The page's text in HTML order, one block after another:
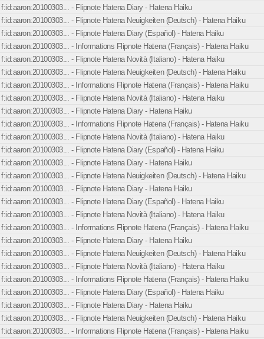
f:id:aaron:20100303... - Flipnote Hatena Diary - Hatena Haiku
f:id:aaron:20100303... - Flipnote Hatena Neuigkeiten (Deutsch) - Hatena Haiku
f:id:aaron:20100303... - Flipnote Hatena Diary (Español) - Hatena Haiku
f:id:aaron:20100303... - Informations Flipnote Hatena (Français) - Hatena Haiku
f:id:aaron:20100303... - Flipnote Hatena Novità (Italiano) - Hatena Haiku
f:id:aaron:20100303... - Flipnote Hatena Neuigkeiten (Deutsch) - Hatena Haiku
f:id:aaron:20100303... - Informations Flipnote Hatena (Français) - Hatena Haiku
f:id:aaron:20100303... - Flipnote Hatena Novità (Italiano) - Hatena Haiku
f:id:aaron:20100303... - Flipnote Hatena Diary - Hatena Haiku
f:id:aaron:20100303... - Informations Flipnote Hatena (Français) - Hatena Haiku
f:id:aaron:20100303... - Flipnote Hatena Novità (Italiano) - Hatena Haiku
f:id:aaron:20100303... - Flipnote Hatena Diary (Español) - Hatena Haiku
f:id:aaron:20100303... - Flipnote Hatena Diary - Hatena Haiku
f:id:aaron:20100303... - Flipnote Hatena Neuigkeiten (Deutsch) - Hatena Haiku
f:id:aaron:20100303... - Flipnote Hatena Diary - Hatena Haiku
f:id:aaron:20100303... - Flipnote Hatena Diary (Español) - Hatena Haiku
f:id:aaron:20100303... - Flipnote Hatena Novità (Italiano) - Hatena Haiku
f:id:aaron:20100303... - Informations Flipnote Hatena (Français) - Hatena Haiku
f:id:aaron:20100303... - Flipnote Hatena Diary - Hatena Haiku
f:id:aaron:20100303... - Flipnote Hatena Neuigkeiten (Deutsch) - Hatena Haiku
f:id:aaron:20100303... - Flipnote Hatena Novità (Italiano) - Hatena Haiku
f:id:aaron:20100303... - Informations Flipnote Hatena (Français) - Hatena Haiku
f:id:aaron:20100303... - Flipnote Hatena Diary (Español) - Hatena Haiku
f:id:aaron:20100303... - Flipnote Hatena Diary - Hatena Haiku
f:id:aaron:20100303... - Flipnote Hatena Neuigkeiten (Deutsch) - Hatena Haiku
f:id:aaron:20100303... - Informations Flipnote Hatena (Français) - Hatena Haiku